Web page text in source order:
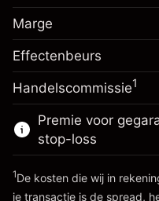
Positiegrootte met
Bedrag van
Ga naar het
Marge. Uw
het nachtelijk
Kosten voor de
waarde van de
Positiegrootte met
Bedrag van
Ga naar het
Marge
Effectenbeurs
Handelscommissie1
Premie voor
stop-loss
1De kosten die wij in
je transactie is de spread,